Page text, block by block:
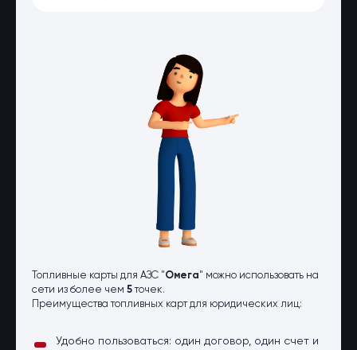
Топливные карты для АЗС "Омега" можно использовать на
сети из более чем 5точек.
Преимущества топливных карт для юридических лиц:
Удобно пользоваться: один договор, один счет и
Страхование физических лиц
Страхование юридических лиц
Страховые компании
Электронные перевозочные